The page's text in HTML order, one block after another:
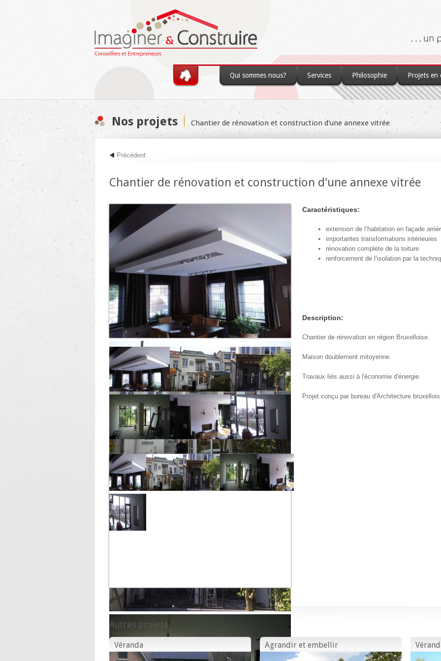
Qui sommes nous? Services Philosophie Projets en
You are here
Nos projets Chantier de rénovation et construction d'une annexe vitrée
Chantier de rénovation et construction d'une annexe vitrée
Précédent
Caractéristiques:
extension de l’habitation en façade
importantes transformations intérieures
rénovation complète de la toiture
renforcement de l’isolation par la
Description:
Chantier de rénovation en région Bruxelloise.
Maison doublement mitoyenne.
Travaux liés aussi à l'économie d'énergie.
Projet conçu par bureau d'Architecture
Autres projets
Véranda Agrandir et embellir